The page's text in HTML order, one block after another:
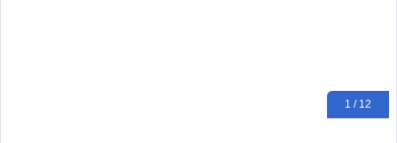
1 / 12